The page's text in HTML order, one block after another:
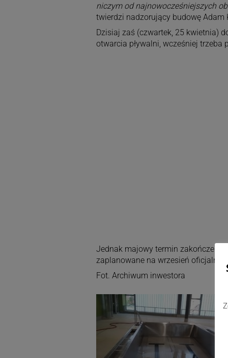
niczym od najnowocześniejszych
twierdzi nadzorujący budowę Adam
Dzisiaj zaś (czwartek, 25 kwietnia)
otwarcia pływalni, wcześniej trzeba
Jednak majowy termin zakończenia
zaplanowane na wrzesień oficjalne
Fot. Archiwum inwestora